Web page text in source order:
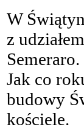
W
z
Semeraro.
Jak co
budowy
kościele.